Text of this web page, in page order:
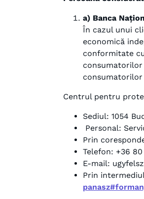
a) Banca
În cazul unui
economică
conformitate
consumatorilor
consumatorilor
Centrul pentru
Sediul: 1054
Personal:
Prin
Telefon: +36 80
E-mail:
Prin